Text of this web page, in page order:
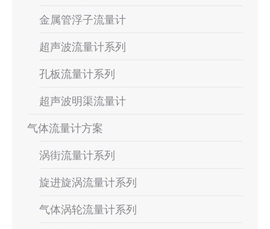
金属管浮子流量计
超声波流量计系列
孔板流量计系列
超声波明渠流量计
气体流量计方案
涡街流量计系列
旋进旋涡流量计系列
气体涡轮流量计系列